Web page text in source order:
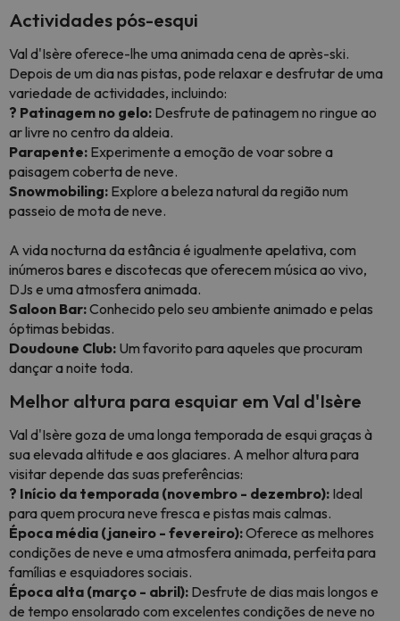
Actividades pós-esqui
Val d'Isère oferece-lhe uma animada cena de après-ski.
Depois de um dia nas pistas, pode relaxar e desfrutar de uma
variedade de actividades, incluindo:
? Patinagem no gelo: Desfrute de patinagem no ringue ao
ar livre no centro da aldeia.
Parapente: Experimente a emoção de voar sobre a
paisagem coberta de neve.
Snowmobiling: Explore a beleza natural da região num
passeio de mota de neve.
A vida nocturna da estância é igualmente apelativa, com
inúmeros bares e discotecas que oferecem música ao vivo,
DJs e uma atmosfera animada.
Saloon Bar:Conhecido pelo seu ambiente animado e pelas
óptimas bebidas.
Doudoune Club: Um favorito para aqueles que procuram
dançar a noite toda.
Melhor altura para esquiar em Val d'Isère
Val d'Isère goza de uma longa temporada de esqui graças à
sua elevada altitude e aos glaciares. A melhor altura para
visitar depende das suas preferências:
? Início da temporada (novembro - dezembro): Ideal
para quem procura neve fresca e pistas mais calmas.
Época média (janeiro - fevereiro):Oferece as melhores
condições de neve e uma atmosfera animada, perfeita para
famílias e esquiadores sociais.
Época alta (março - abril): Desfrute de dias mais longos e
de tempo ensolarado com excelentes condições de neve no